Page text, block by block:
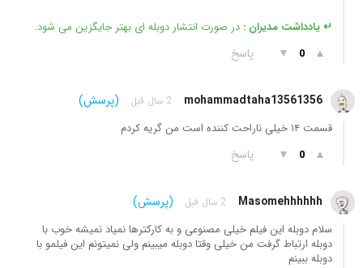
↵ یادداشت مدیران : در صورت انتشار دوبله ای بهتر جایگزین می شود.
▲
0
▼ پاسخ
mohammadtaha13561356 2 سال قبل (پرسش)
قسمت ۱۴ خیلی ناراحت کننده است من گریه کردم
▲
0
▼ پاسخ
Masomehhhhhh 2 سال قبل (پرسش)
سلام دوبله این فیلم خیلی مصنوعی و به کارکترها نمیاد نمیشه خوب با
دوبله ارتباط گرفت من خیلی وقتا دوبله میبینم ولی نمیتونم این فیلمو با
دوبله ببینم